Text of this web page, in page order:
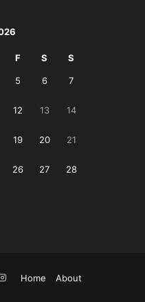
F S S
5 6 7
12 13 14
19 20 21
26 27 28
Home About
Instagram